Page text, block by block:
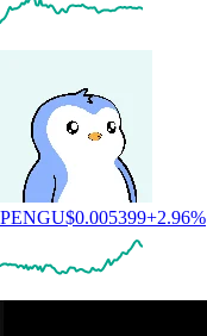
PENGU$0.005399+2.96%